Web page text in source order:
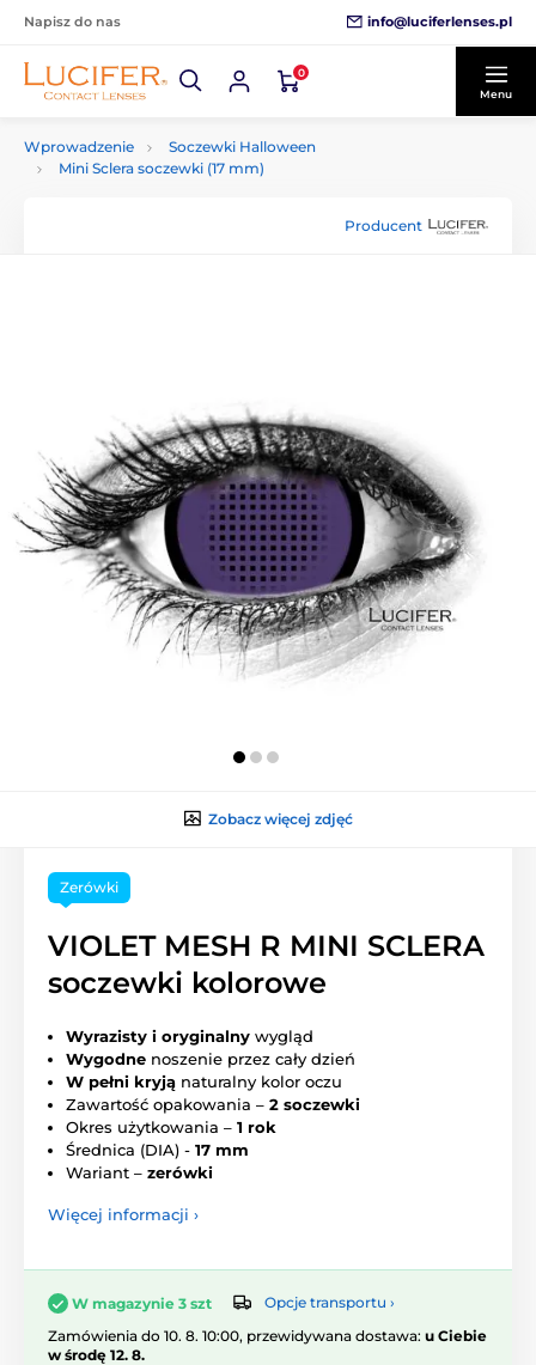
Napisz do nas info@luciferlenses.pl
0
Menu
Wprowadzenie
Soczewki Halloween
Mini Sclera soczewki (17 mm)
Producent
Zobacz więcej zdjęć
Zerówki
VIOLET MESH R MINI SCLERA
soczewki kolorowe
Wyrazisty i oryginalny wygląd
Wygodne noszenie przez cały dzień
W pełni kryją naturalny kolor oczu
Zawartość opakowania – 2 soczewki
Okres użytkowania – 1 rok
Średnica (DIA) - 17 mm
Wariant – zerówki
Więcej informacji ›
W magazynie 3 szt
Opcje transportu ›
Zamówienia do 10. 8. 10:00, przewidywana dostawa: u Ciebie
w środę 12. 8.